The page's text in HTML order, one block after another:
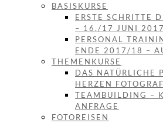
BASISKURSE
ERSTE SCHRITTE
– 16./17 JUNI 2017
PERSONAL
ENDE 2017/18 –
THEMENKURSE
DAS NATÜRLICHE
HERZEN
TEAMBUILDING –
ANFRAGE
FOTOREISEN